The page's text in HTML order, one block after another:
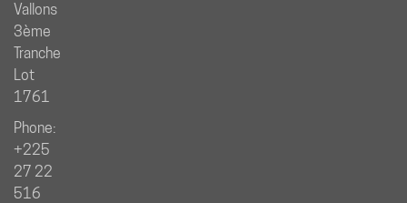
Vallons
3ème
Tranche
Lot
1761
Phone:
+225
27 22
516